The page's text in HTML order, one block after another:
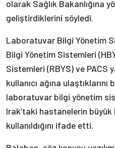
olarak Sağlık Bakanlığına
geliştirdiklerini söyledi.
Laboratuvar Bilgi Yönetim
Bilgi Yönetim Sistemleri
Sistemleri (RBYS) ve PACS
kullanıcı ağına
laboratuvar bilgi yönetim
Irak’taki hastanelerin
kullanıldığını ifade etti.